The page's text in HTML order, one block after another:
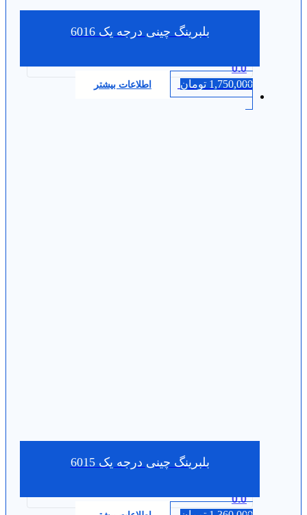
بلبرینگ چینی درجه یک 6016
0.0
1,750,000 تومان اطلاعات بیشتر
بلبرینگ چینی درجه یک 6015
0.0